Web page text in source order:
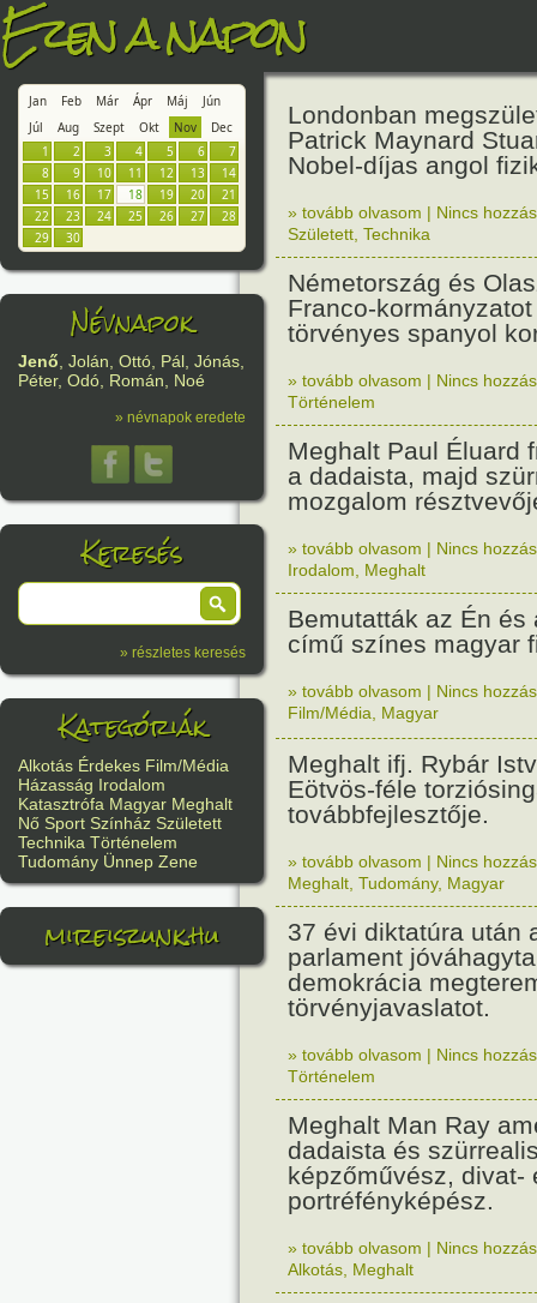
Ezen a napon
Jan Feb Már Ápr Máj
Jún
Júl
Aug Szept Okt Nov
Dec
1
2 3 4 5 6
7
8
9 10 11 12 13
14
15
16 17 18 19 20
21
22
23 24 25 26 27
28
29
30
Névnapok
Jenő, Jolán, Ottó, Pál, Jónás,
Péter, Odó, Román, Noé
» névnapok eredete
Keresés
» részletes keresés
Kategóriák
Alkotás Érdekes Film/Média
Házasság Irodalom
Katasztrófa Magyar Meghalt
Nő Sport Színház Született
Technika Történelem
Tudomány Ünnep Zene
mireiszunk.hu
Londonban
Patrick Maynard
Nobel-díjas angol
» tovább olvasom | Nincs
Született Technika
Németország és
Franco-
törvényes spanyol
» tovább olvasom | Nincs
Történelem
Meghalt Paul Éluard
a dadaista, majd
mozgalom
» tovább olvasom | Nincs
Irodalom
Meghalt
Bemutatták az Én és
című színes magyar
» tovább olvasom | Nincs
Film/Média
Magyar
Meghalt ifj. Rybár
Eötvös-féle
továbbfejlesztője.
» tovább olvasom | Nincs
Meghalt Tudomány, Magyar
37 évi diktatúra után
parlament
demokrácia
törvényjavaslatot.
» tovább olvasom | Nincs
Történelem
Meghalt Man Ray
dadaista és
képzőművész, divat-
portréfényképész.
» tovább olvasom | Nincs
Alkotás Meghalt